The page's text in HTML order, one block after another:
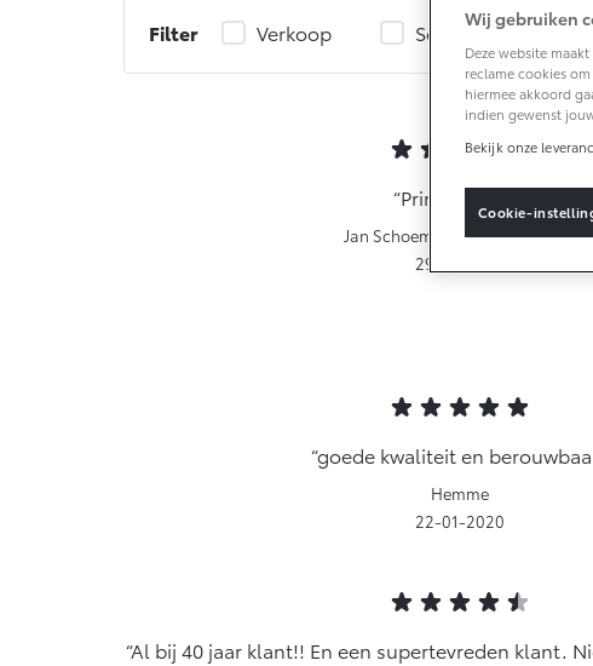
Connected
Connected Services
MyToyota App
Abonnementen
Filter Verkoop Service
Prima garage
Jan Schoemaker (Nieuwleusen)
29-01-2020
goede kwaliteit en
Hemme
22-01-2020
Al bij 40 jaar klant!! En een supertevreden klant.
Wij gebruiken
Deze website
reclame cookies
hiermee akkoord
indien gewenst
Bekijk onze
Cookie-